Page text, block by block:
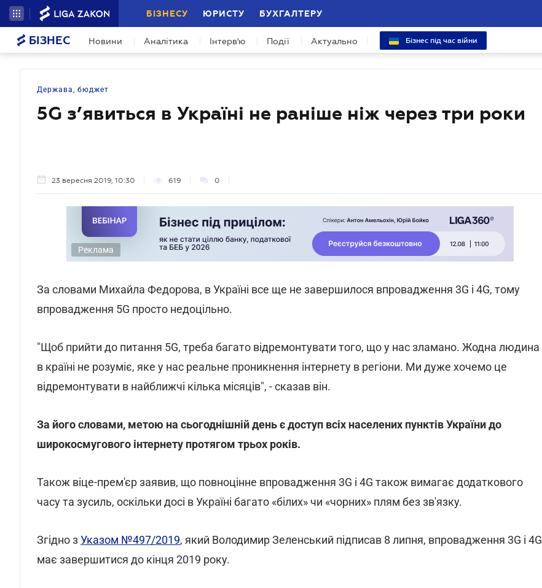
БІЗНЕСУ ЮРИСТУ БУХГАЛТЕРУ
БІЗНЕС Новини Аналітика Інтерв'ю Події Актуально Бізнес під час війни
Держава, бюджет
5G з’явиться в Україні не раніше ніж через три роки
23 вересня 2019, 10:30 619 0
Реклама
За словами Михайла Федорова, в Україні все ще не завершилося впровадження 3G і 4G, тому
впровадження 5G просто недоцільно.
"Щоб прийти до питання 5G, треба багато відремонтувати того, що у нас зламано. Жодна людина
в країні не розуміє, яке у нас реальне проникнення інтернету в регіони. Ми дуже хочемо це
відремонтувати в найближчі кілька місяців", - сказав він.
За його словами, метою на сьогоднішній день є доступ всіх населених пунктів України до
широкосмугового інтернету протягом трьох років.
Також віце-прем'єр заявив, що повноцінне впровадження 3G і 4G також вимагає додаткового
часу та зусиль, оскільки досі в Україні багато «білих» чи «чорних» плям без зв'язку.
Згідно зУказом №497/2019, який Володимир Зеленський підписав 8 липня, впровадження 3G і 4G
має завершитися до кінця 2019 року.